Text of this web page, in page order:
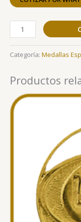
Categoría: Medallas
Productos